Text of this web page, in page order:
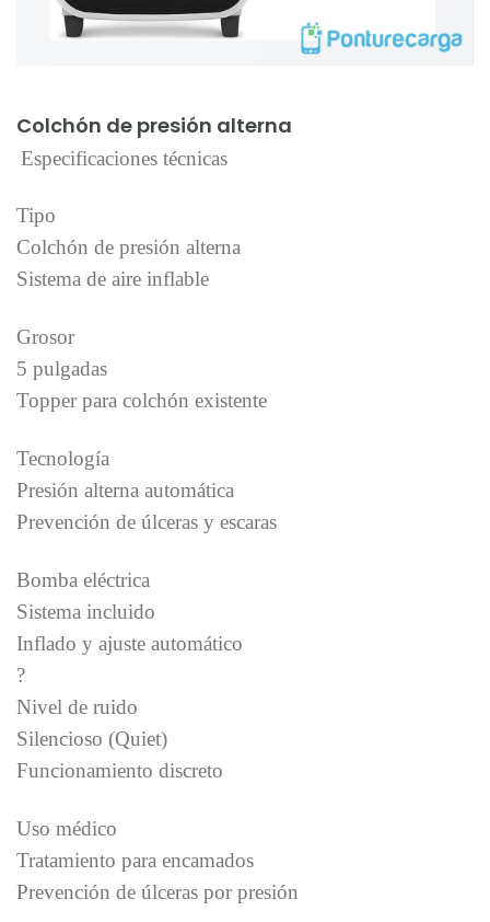
Colchón de presión alterna
Especificaciones técnicas
Tipo
Colchón de presión alterna
Sistema de aire inflable
Grosor
5 pulgadas
Topper para colchón existente
Tecnología
Presión alterna automática
Prevención de úlceras y escaras
Bomba eléctrica
Sistema incluido
Inflado y ajuste automático
?
Nivel de ruido
Silencioso (Quiet)
Funcionamiento discreto
Uso médico
Tratamiento para encamados
Prevención de úlceras por presión